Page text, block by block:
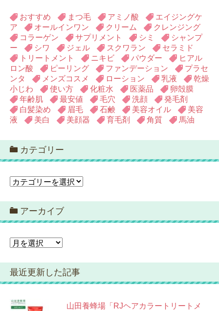
おすすめ まつ毛 アミノ酸
エイジングケ
ア
オールインワン クリーム
クレンジング
コラーゲン
サプリメント シミ
シャンプ
ー
シワ ジェル スクワラン
セラミド
トリートメント
ニキビ パウダー
ヒアル
ロン酸
ピーリング ファンデーション
プラセ
ンタ
メンズコスメ ローション 乳液
乾燥
小じわ
使い方 化粧水 医薬品
卵殻膜
年齢肌
最安値 毛穴 洗顔
発毛剤
白髪染め
眉毛 石鹸 美容オイル
美容
液
美白 美顔器 育毛剤 角質 馬油
カテゴリー
カ
ゴ
リ
ー
アーカイブ
ア
カ
イ
ブ
最近更新した記事
山田養蜂場「RJヘアカラートリートメ